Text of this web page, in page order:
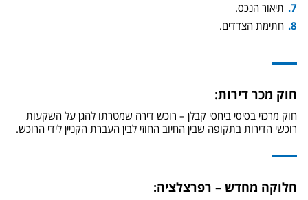
תיאור הנכס.
חתימת הצדדים.
חוק מכר דירות:
חוק מרכזי בסיסי ביחסי קבלן – רוכש דירה שמטרתו להגן על השקעות
רוכשי הדירות בתקופה שבין החיוב החוזי לבין העברת הקניין לידי הרוכש.
חלוקה מחדש – רפרצלציה: